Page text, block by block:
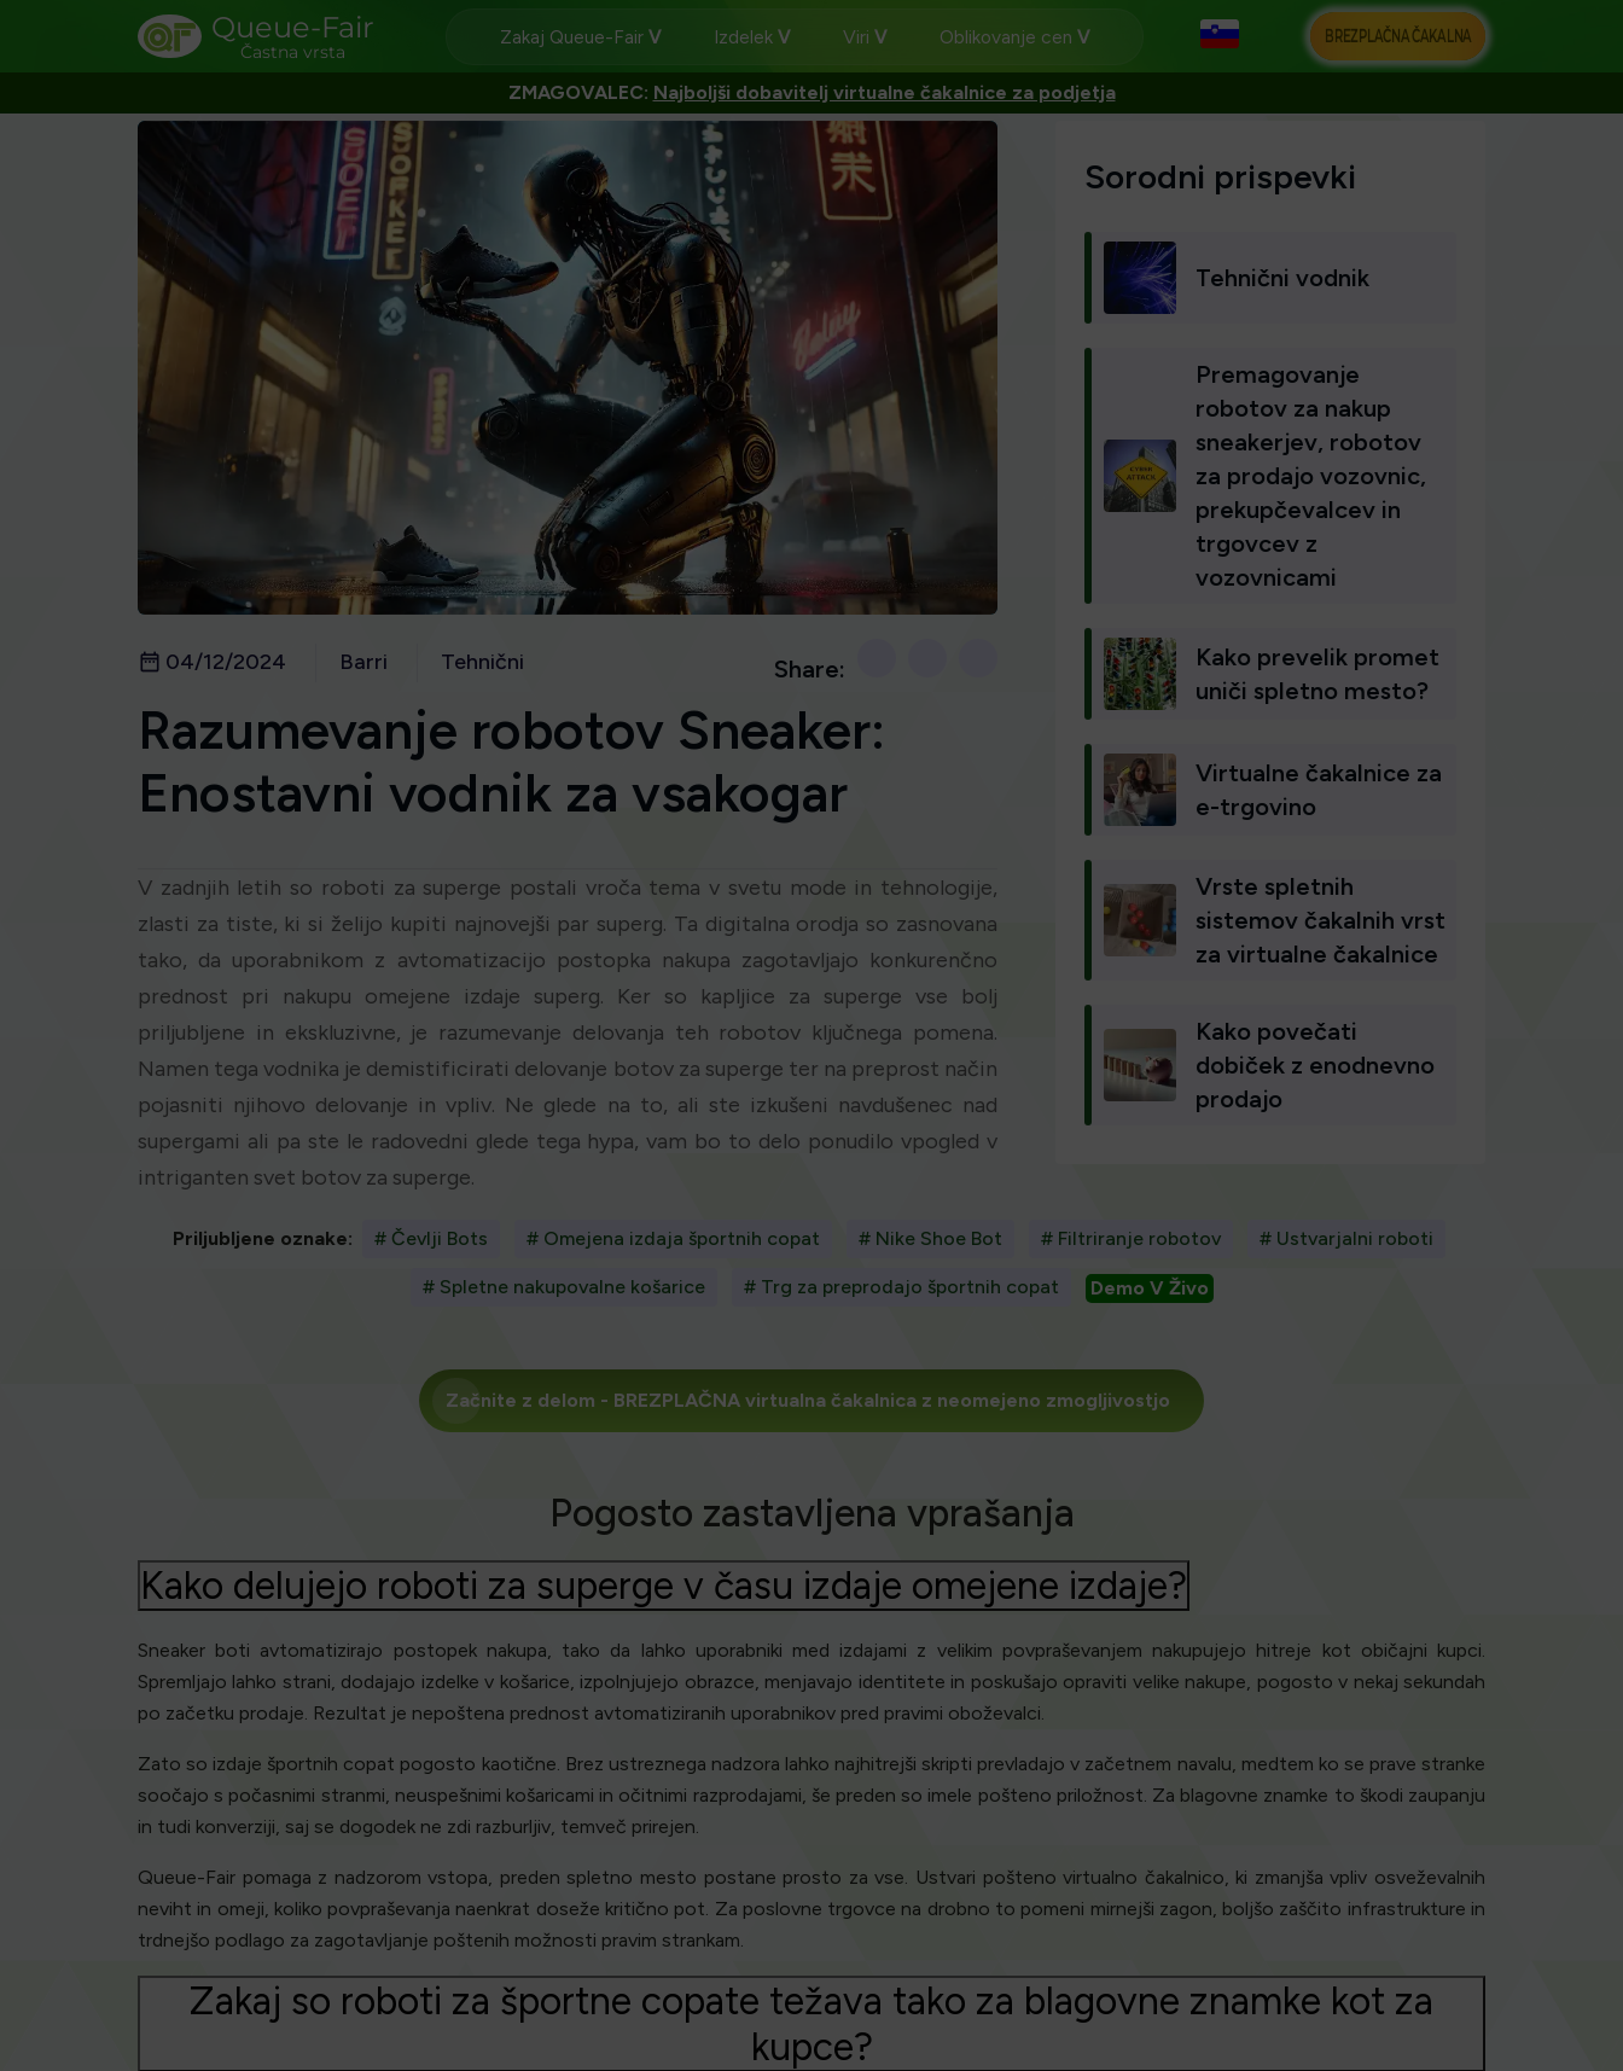
Queue-Fair
Častna vrsta
Zakaj Queue-Fair Izdelek Viri Oblikovanje cen BREZPLAČNA ČAKALNA
ZMAGOVALEC: Najboljši dobavitelj virtualne čakalnice za podjetja
04/12/2024 Barri Tehnični Share:
Razumevanje robotov Sneaker:
Enostavni vodnik za vsakogar
V zadnjih letih so roboti za superge postali vroča tema v svetu mode in tehnologije,
zlasti za tiste, ki si želijo kupiti najnovejši par superg. Ta digitalna orodja so zasnovana
tako, da uporabnikom z avtomatizacijo postopka nakupa zagotavljajo konkurenčno
prednost pri nakupu omejene izdaje superg. Ker so kapljice za superge vse bolj
priljubljene in ekskluzivne, je razumevanje delovanja teh robotov ključnega pomena.
Namen tega vodnika je demistificirati delovanje botov za superge ter na preprost način
pojasniti njihovo delovanje in vpliv. Ne glede na to, ali ste izkušeni navdušenec nad
supergami ali pa ste le radovedni glede tega hypa, vam bo to delo ponudilo vpogled v
intriganten svet botov za superge.
Sorodni prispevki
Tehnični vodnik
Premagovanje
robotov za nakup
sneakerjev, robotov
za prodajo vozovnic,
prekupčevalcev in
trgovcev z
vozovnicami
Kako prevelik promet
uniči spletno mesto?
Virtualne čakalnice za
e-trgovino
Vrste spletnih
sistemov čakalnih vrst
za virtualne čakalnice
Kako povečati
dobiček z enodnevno
prodajo
Priljubljene oznake: # Čevlji Bots # Omejena izdaja športnih copat # Nike Shoe Bot # Filtriranje robotov # Ustvarjalni roboti
# Spletne nakupovalne košarice # Trg za preprodajo športnih copat Demo V Živo
Začnite z delom - BREZPLAČNA virtualna čakalnica z neomejeno zmogljivostjo
Pogosto zastavljena vprašanja
Kako delujejo roboti za superge v času izdaje omejene izdaje?
Sneaker boti avtomatizirajo postopek nakupa, tako da lahko uporabniki med izdajami z velikim povpraševanjem nakupujejo hitreje kot običajni kupci.
Spremljajo lahko strani, dodajajo izdelke v košarice, izpolnjujejo obrazce, menjavajo identitete in poskušajo opraviti velike nakupe, pogosto v nekaj sekundah
po začetku prodaje. Rezultat je nepoštena prednost avtomatiziranih uporabnikov pred pravimi oboževalci.
Zato so izdaje športnih copat pogosto kaotične. Brez ustreznega nadzora lahko najhitrejši skripti prevladajo v začetnem navalu, medtem ko se prave stranke
soočajo s počasnimi stranmi, neuspešnimi košaricami in očitnimi razprodajami, še preden so imele pošteno priložnost. Za blagovne znamke to škodi zaupanju
in tudi konverziji, saj se dogodek ne zdi razburljiv, temveč prirejen.
Queue-Fair pomaga z nadzorom vstopa, preden spletno mesto postane prosto za vse. Ustvari pošteno virtualno čakalnico, ki zmanjša vpliv osveževalnih
neviht in omeji, koliko povpraševanja naenkrat doseže kritično pot. Za poslovne trgovce na drobno to pomeni mirnejši zagon, boljšo zaščito infrastrukture in
trdnejšo podlago za zagotavljanje poštenih možnosti pravim strankam.
Zakaj so roboti za športne copate težava tako za blagovne znamke kot za
kupce?